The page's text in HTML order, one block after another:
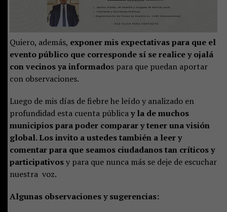
Quiero, además, exponer mis expectativas para que el
evento público que corresponde sí se realice y ojalá
con vecinos ya informados para que puedan aportar
con observaciones.
Luego de mis días de fiebre he leído y analizado en
profundidad esta cuenta públicay la de muchos
municipios para poder comparar y tener una visión
global. Los invito a ustedes también a leer y
comentar para que seamos ciudadanos tan críticos y
participativosy para que nunca más se deje de escuchar
nuestra voz.
Algunas observaciones y sugerencias: